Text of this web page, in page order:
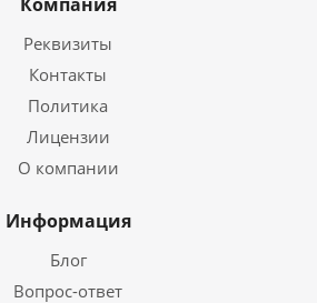
Реквизиты
Контакты
Политика
Лицензии
О компании
Информация
Блог
Вопрос-ответ